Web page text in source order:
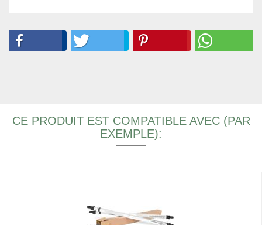
CE PRODUIT EST COMPATIBLE AVEC (PAR
EXEMPLE):